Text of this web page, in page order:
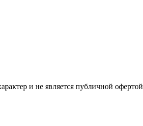
и не является публичной